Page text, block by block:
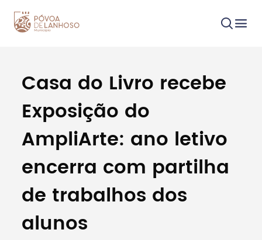
Procurar
Tipo de conteúdo
Casa do Livro recebe
Exposição do
AmpliArte: ano letivo
encerra com partilha
de trabalhos dos
alunos